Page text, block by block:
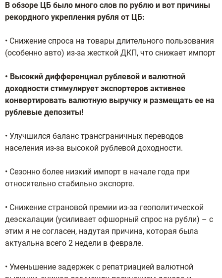
В обзоре ЦБ было много слов по рублю и вот причины
рекордного укрепления рубля от ЦБ:
• Снижение спроса на товары длительного пользования
(особенно авто) из-за жесткой ДКП, что снижает импорт
• Высокий дифференциал рублевой и валютной
доходности стимулирует экспортеров активнее
конвертировать валютную выручку и размещать ее на
рублевые депозиты!
• Улучшился баланс трансграничных переводов
населения из-за высокой рублевой доходности.
• Сезонно более низкий импорт в начале года при
относительно стабильно экспорте.
• Снижение страновой премии из-за геополитической
деэскалации (усиливает офшорный спрос на рубли) – с
этим я не согласен, надутая причина, которая была
актуальна всего 2 недели в феврале.
• Уменьшение задержек с репатриацией валютной